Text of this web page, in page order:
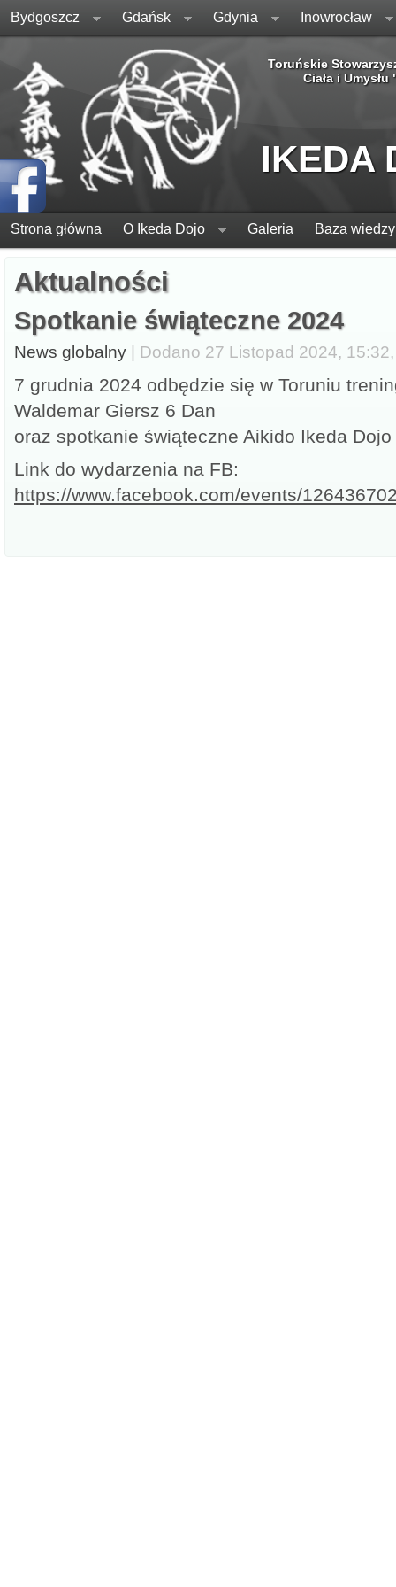
Bydgoszcz Gdańsk Gdynia Inowrocław
Toruńskie
Ciała i Umysłu
IKEDA
Strona główna O Ikeda Dojo Galeria Baza wiedzy
Aktualności
Spotkanie świąteczne 2024
News globalny | Dodano 27 Listopad 2024,
7 grudnia 2024 odbędzie się w Toruniu
Waldemar Giersz 6 Dan
oraz spotkanie świąteczne Aikido Ikeda
Link do wydarzenia na FB:
https://www.facebook.com/events/